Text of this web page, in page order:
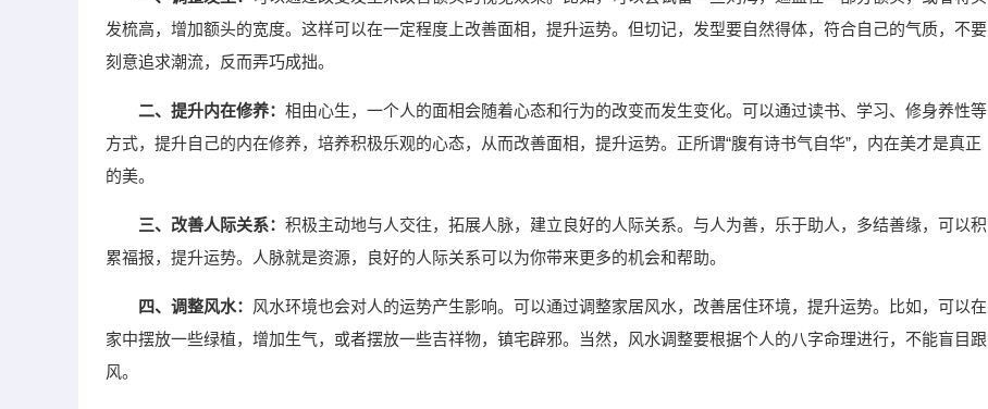
发梳高，增加额头的宽度。这样可以在一定程度上改善面相，提升运势。但切记，发型要自然得体，符合自己的气质，不要
刻意追求潮流，反而弄巧成拙。
二、提升内在修养： 相由心生，一个人的面相会随着心态和行为的改变而发生变化。可以通过读书、学习、修身养性等
方式，提升自己的内在修养，培养积极乐观的心态，从而改善面相，提升运势。正所谓“腹有诗书气自华”，内在美才是真正
的美。
三、改善人际关系： 积极主动地与人交往，拓展人脉，建立良好的人际关系。与人为善，乐于助人，多结善缘，可以积
累福报，提升运势。人脉就是资源，良好的人际关系可以为你带来更多的机会和帮助。
四、调整风水： 风水环境也会对人的运势产生影响。可以通过调整家居风水，改善居住环境，提升运势。比如，可以在
家中摆放一些绿植，增加生气，或者摆放一些吉祥物，镇宅辟邪。当然，风水调整要根据个人的八字命理进行，不能盲目跟
风。